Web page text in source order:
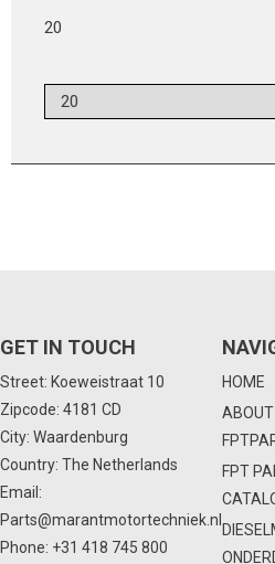
20
GET IN TOUCH
Street: Koeweistraat 10
Zipcode: 4181 CD
City: Waardenburg
Country: The Netherlands
Email:
Parts@marantmotortechniek.nl
Phone: +31 418 745 800
HOME
ABOUT
FPT